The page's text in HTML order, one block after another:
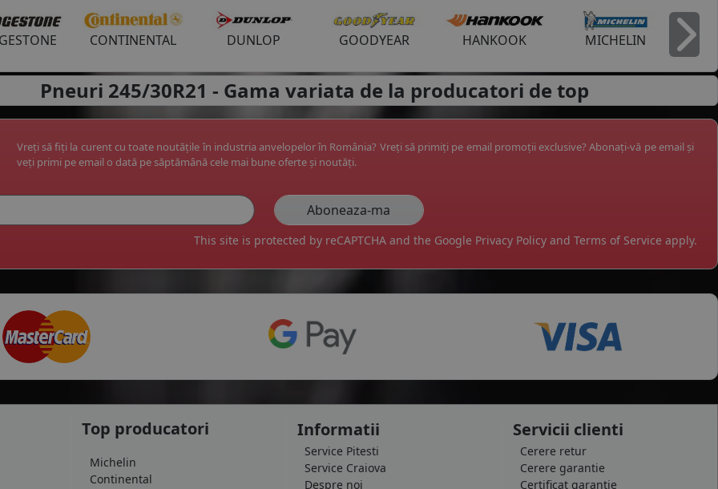
CONTINENTAL DUNLOP GOODYEAR HANKOOK MICHELIN
Pneuri 245/30R21 - Gama variata de la producatori de top
Vreți să fiți la curent cu toate noutățile în industria anvelopelor în România? Vreți să primiți pe email promoții exclusive? Abonați-vă pe email și
veți primi pe email o dată pe săptămână cele mai bune oferte și noutăți.
This site is protected by reCAPTCHA and the Google Privacy Policy and Terms of Service apply.
Top producatori
Michelin
Continental
Informatii
Service Pitesti
Service Craiova
Despre noi
Servicii clienti
Cerere retur
Cerere garantie
Certificat garantie